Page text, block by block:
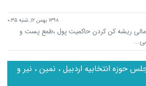
۱۳۹۸ بهمن ۱۲, شنبه ۰:۳۵
ریشه کن کردن حاکمیت پول ،طمع پست و
حوزه انتخابیه اردبیل ، نمین ، نیر و